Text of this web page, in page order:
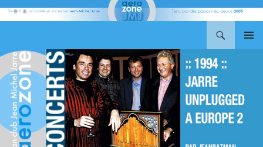
AU
CONTENU